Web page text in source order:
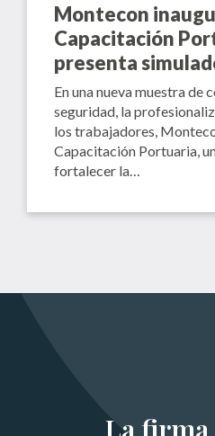
Montecon
Capacitación
presenta
En una nueva muestra de
seguridad, la
los trabajadores,
Capacitación Portuaria,
fortalecer la…